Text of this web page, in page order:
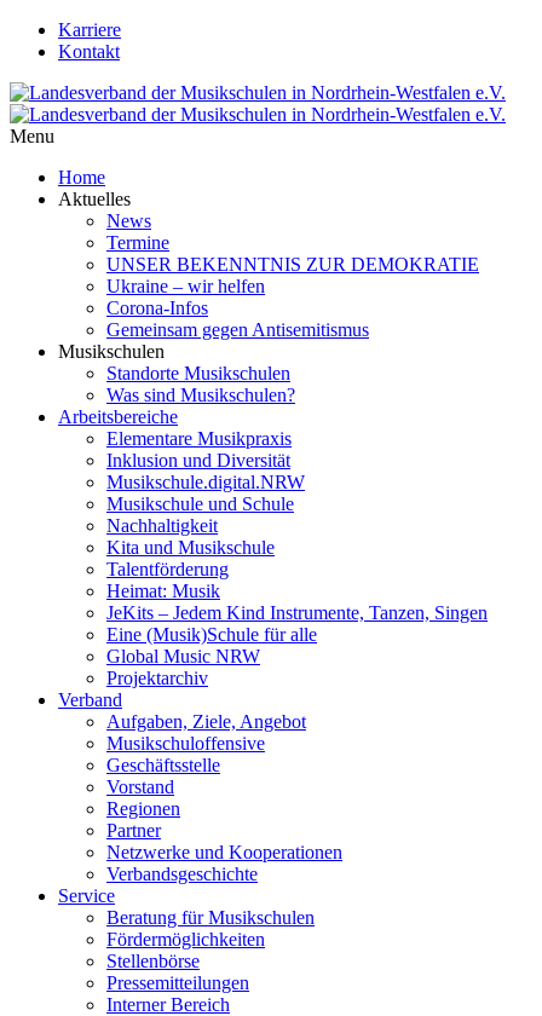
Karriere
Kontakt
Menu
Home
Aktuelles
News
Termine
UNSER BEKENNTNIS ZUR DEMOKRATIE
Ukraine – wir helfen
Corona-Infos
Gemeinsam gegen Antisemitismus
Musikschulen
Standorte Musikschulen
Was sind Musikschulen?
Arbeitsbereiche
Elementare Musikpraxis
Inklusion und Diversität
Musikschule.digital.NRW
Musikschule und Schule
Nachhaltigkeit
Kita und Musikschule
Talentförderung
Heimat: Musik
JeKits – Jedem Kind Instrumente, Tanzen, Singen
Eine (Musik)Schule für alle
Global Music NRW
Projektarchiv
Verband
Aufgaben, Ziele, Angebot
Musikschuloffensive
Geschäftsstelle
Vorstand
Regionen
Partner
Netzwerke und Kooperationen
Verbandsgeschichte
Service
Beratung für Musikschulen
Fördermöglichkeiten
Stellenbörse
Pressemitteilungen
Interner Bereich